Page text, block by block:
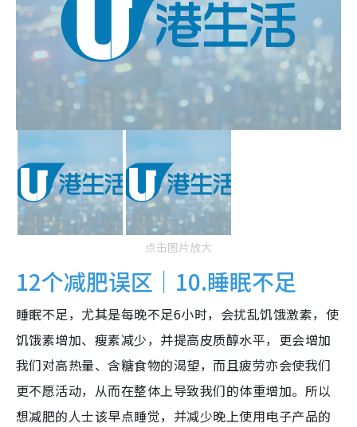
点击图片放大
12个减肥误区｜10.睡眠不足
睡眠不足，尤其是每晚不足6小时，会扰乱饥饿激素，使
饥饿素增加、瘦素减少，并提高皮质醇水平，更会增加
我们对高热量、含糖食物的渴望，而且疲劳亦会使我们
更不愿活动，从而在整体上导致我们的体重增加。所以
想减肥的人士该早点睡觉，并减少晚上使用电子产品的